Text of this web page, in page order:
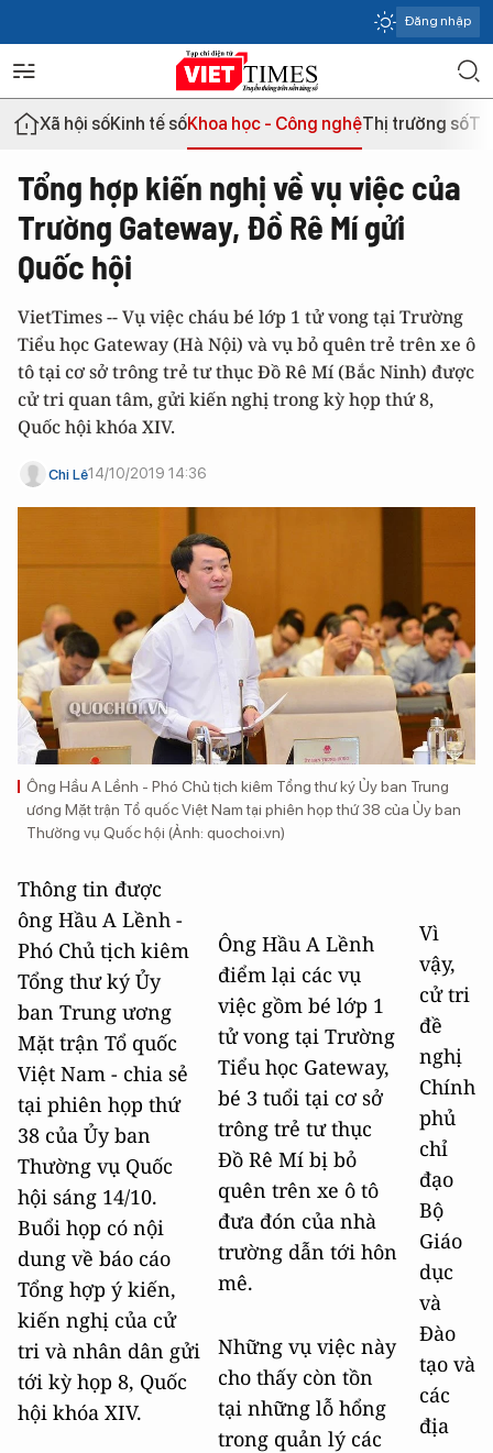
Đăng nhập
Xã hội sốKinh tế sốKhoa học - Công nghệThị trường số
Tổng hợp kiến nghị về vụ việc của
Trường Gateway, Đồ Rê Mí gửi
Quốc hội
VietTimes -- Vụ việc cháu bé lớp 1 tử vong tại Trường
Tiểu học Gateway (Hà Nội) và vụ bỏ quên trẻ trên xe ô
tô tại cơ sở trông trẻ tư thục Đồ Rê Mí (Bắc Ninh) được
cử tri quan tâm, gửi kiến nghị trong kỳ họp thứ 8,
Quốc hội khóa XIV.
Chi Lê14/10/2019 14:36
Ông Hầu A Lềnh - Phó Chủ tịch kiêm Tổng thư ký Ủy ban Trung
ương Mặt trận Tổ quốc Việt Nam tại phiên họp thứ 38 của Ủy ban
Thường vụ Quốc hội (Ảnh: quochoi.vn)
Thông tin được
ông Hầu A Lềnh -
Phó Chủ tịch kiêm
Tổng thư ký Ủy
ban Trung ương
Mặt trận Tổ quốc
Việt Nam - chia sẻ
tại phiên họp thứ
38 của Ủy ban
Thường vụ Quốc
hội sáng 14/10.
Buổi họp có nội
dung về báo cáo
Tổng hợp ý kiến,
kiến nghị của cử
tri và nhân dân gửi
tới kỳ họp 8, Quốc
hội khóa XIV.
Ông Hầu A Lềnh
điểm lại các vụ
việc gồm bé lớp 1
tử vong tại Trường
Tiểu học Gateway,
bé 3 tuổi tại cơ sở
trông trẻ tư thục
Đồ Rê Mí bị bỏ
quên trên xe ô tô
đưa đón của nhà
trường dẫn tới hôn
mê.
Những vụ việc này
cho thấy còn tồn
tại những lỗ hổng
trong quản lý các
Vì
vậy,
cử tri
đề
nghị
Chính
phủ
chỉ
đạo
Bộ
Giáo
dục
và
Đào
tạo và
các
địa